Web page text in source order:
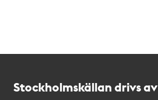
Stockholmskällan drivs av